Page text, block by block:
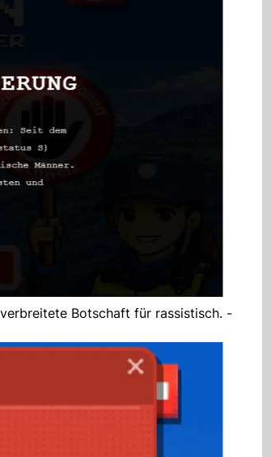
Botschaft für rassistisch. -